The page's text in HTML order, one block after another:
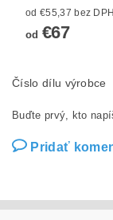
od €55,37 bez DPH
od €67
Číslo dílu výrobce
Buďte prvý, kto
Pridať